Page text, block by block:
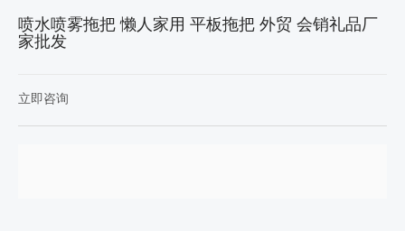
喷水喷雾拖把 懒人家用 平板拖把 外贸 会销礼品厂
家批发
立即咨询